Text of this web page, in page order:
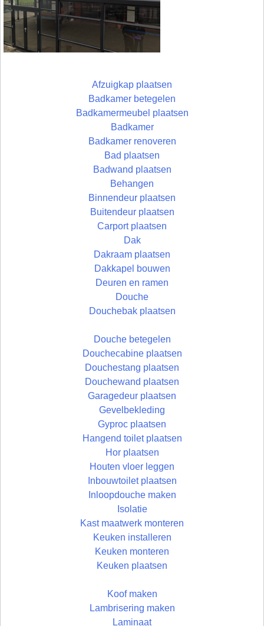
Afzuigkap plaatsen
Badkamer betegelen
Badkamermeubel plaatsen
Badkamer
Badkamer renoveren
Bad plaatsen
Badwand plaatsen
Behangen
Binnendeur plaatsen
Buitendeur plaatsen
Carport plaatsen
Dak
Dakraam plaatsen
Dakkapel bouwen
Deuren en ramen
Douche
Douchebak plaatsen
Douche betegelen
Douchecabine plaatsen
Douchestang plaatsen
Douchewand plaatsen
Garagedeur plaatsen
Gevelbekleding
Gyproc plaatsen
Hangend toilet plaatsen
Hor plaatsen
Houten vloer leggen
Inbouwtoilet plaatsen
Inloopdouche maken
Isolatie
Kast maatwerk monteren
Keuken installeren
Keuken monteren
Keuken plaatsen
Koof maken
Lambrisering maken
Laminaat